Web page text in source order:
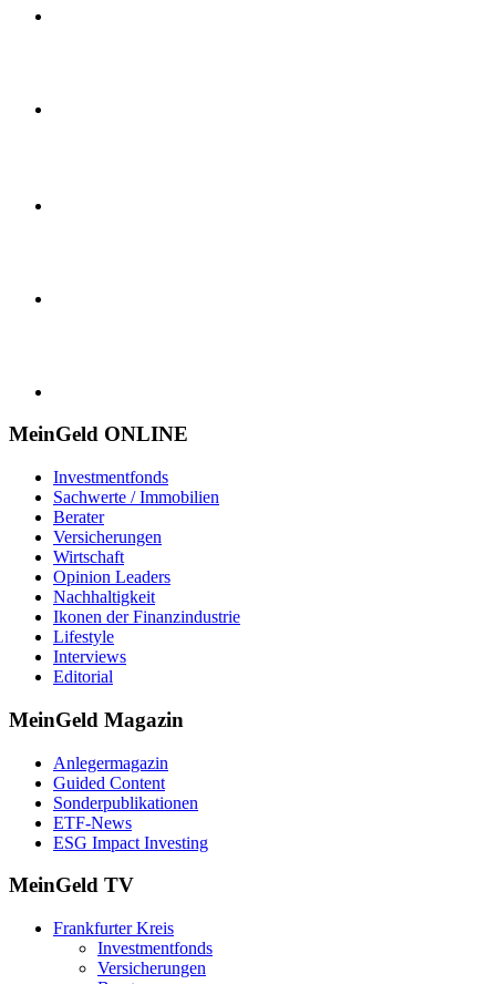
MeinGeld ONLINE
Investmentfonds
Sachwerte / Immobilien
Berater
Versicherungen
Wirtschaft
Opinion Leaders
Nachhaltigkeit
Ikonen der Finanzindustrie
Lifestyle
Interviews
Editorial
MeinGeld Magazin
Anlegermagazin
Guided Content
Sonderpublikationen
ETF-News
ESG Impact Investing
MeinGeld TV
Frankfurter Kreis
Investmentfonds
Versicherungen